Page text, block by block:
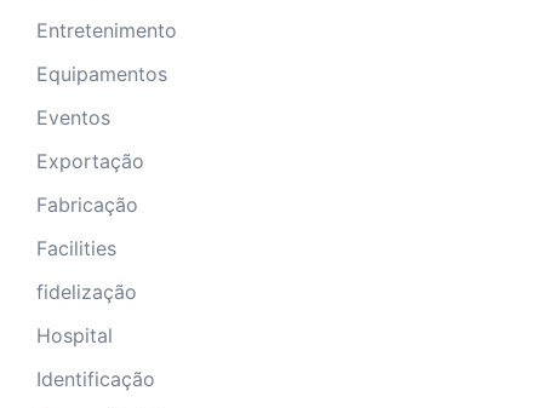
Entretenimento
Equipamentos
Eventos
Exportação
Fabricação
Facilities
fidelização
Hospital
Identificação